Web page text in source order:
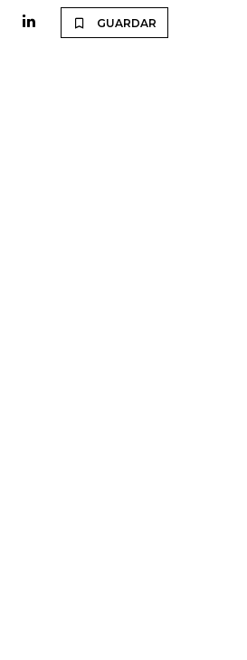
GUARDAR